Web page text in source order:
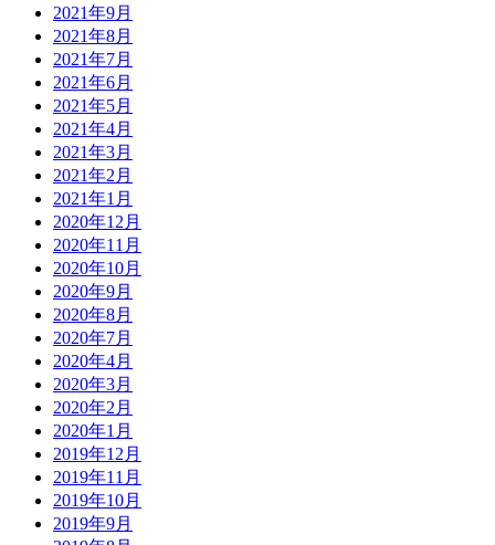
2021年9月
2021年8月
2021年7月
2021年6月
2021年5月
2021年4月
2021年3月
2021年2月
2021年1月
2020年12月
2020年11月
2020年10月
2020年9月
2020年8月
2020年7月
2020年4月
2020年3月
2020年2月
2020年1月
2019年12月
2019年11月
2019年10月
2019年9月